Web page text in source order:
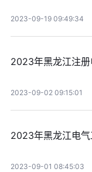
2023-09-19 09:49:34
2023年黑龙江注
2023-09-02 09:15:01
2023年黑龙江电
2023-09-01 08:45:03